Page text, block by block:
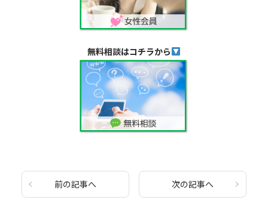
無料相談はコチラから
前の記事へ 次の記事へ